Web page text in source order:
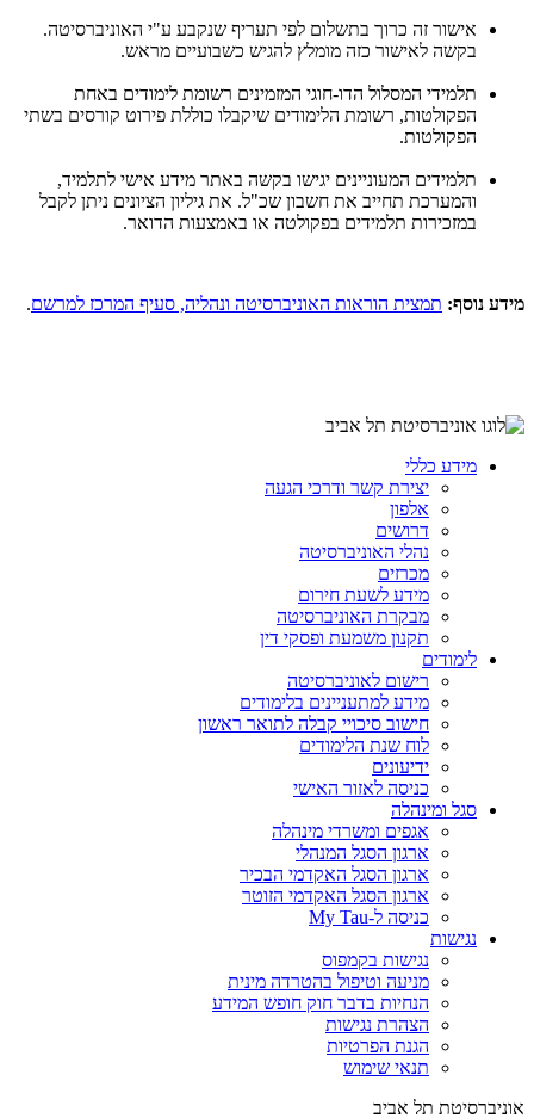
אישור זה כרוך בתשלום לפי תעריף שנקבע ע"י האוניברסיטה.
בקשה לאישור כזה מומלץ להגיש כשבועיים מראש.
תלמידי המסלול הדו-חוגי המזמינים רשומת לימודים באחת
הפקולטות, רשומת הלימודים שיקבלו כוללת פירוט קורסים בשתי
הפקולטות.
תלמידים המעוניינים יגישו בקשה באתר מידע אישי לתלמיד,
והמערכת תחייב את חשבון שכ"ל. את גיליון הציונים ניתן לקבל
במזכירות תלמידים בפקולטה או באמצעות הדואר.
מידע נוסף: תמצית הוראות האוניברסיטה ונהליה, סעיף המרכז למרשם.
מידע כללי
יצירת קשר ודרכי הגעה
אלפון
דרושים
נהלי האוניברסיטה
מכרזים
מידע לשעת חירום
מבקרת האוניברסיטה
תקנון משמעת ופסקי דין
לימודים
רישום לאוניברסיטה
מידע למתעניינים בלימודים
חישוב סיכויי קבלה לתואר ראשון
לוח שנת הלימודים
ידיעונים
כניסה לאזור האישי
סגל ומינהלה
אגפים ומשרדי מינהלה
ארגון הסגל המנהלי
ארגון הסגל האקדמי הבכיר
ארגון הסגל האקדמי הזוטר
כניסה ל-My Tau
נגישות
נגישות בקמפוס
מניעה וטיפול בהטרדה מינית
הנחיות בדבר חוק חופש המידע
הצהרת נגישות
הגנת הפרטיות
תנאי שימוש
אוניברסיטת תל אביב